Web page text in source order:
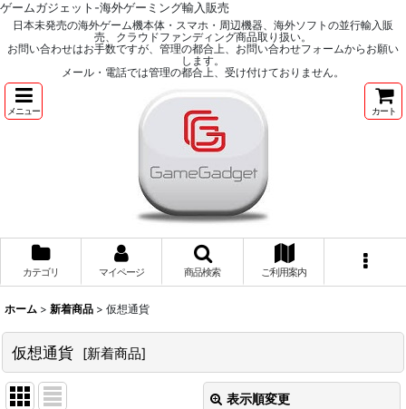
ゲームガジェット-海外ゲーミング輸入販売
日本未発売の海外ゲーム機本体・スマホ・周辺機器、海外ソフトの並行輸入販
売、クラウドファンディング商品取り扱い。
お問い合わせはお手数ですが、管理の都合上、お問い合わせフォームからお願い
します。
メール・電話では管理の都合上、受け付けておりません。
メニュー カート
カテゴリ マイページ 商品検索 ご利用案内
ホーム > 新着商品 > 仮想通貨
仮想通貨 [新着商品]
表示順変更